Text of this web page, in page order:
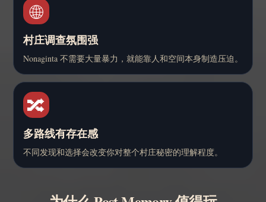
🌐
村庄调查氛围强
Nonaginta 不需要大量暴力，就能靠人和空间本身制造压迫。
🔀
多路线有存在感
不同发现和选择会改变你对整个村庄秘密的理解程度。